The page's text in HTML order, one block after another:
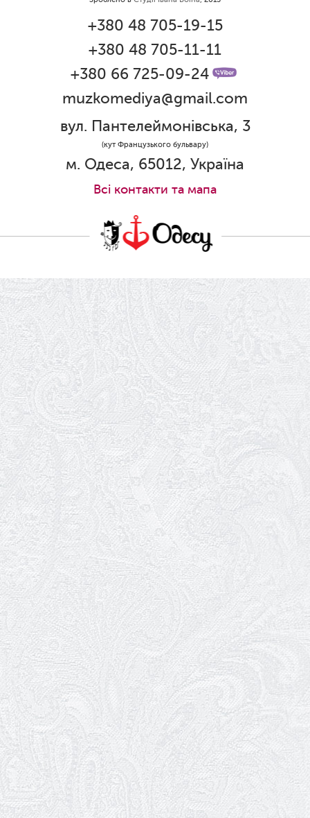
Дякуємо за свято!
Графік роботи каси 1 червня
Ювілей Олени Редько
Ювілей Станіслава Зайцева
18.05.2026
Шукаємо інженерів і техніків
17.05.2026
Ювілей Валентини Бородіної
13.05.2026
Конкурс на заміщення вакантних
посад
12.05.2026
Ювілей Світлани Коцюренко
10.05.2026
Онлайн-трансляція концерту «Хто
кого?»
09.05.2026
Ювілей Олександра Ланге
08.05.2026
Відновлення мюзиклу «Ханум»
06.05.2026
Вітаємо з прем'єрою у виставі «Два
кольори однієї долі» Катерину Мись!
26.04.2026
З першою прем'єрою 2026 року!
25.04.2026
Трудовий ювілей Ауріки Ахметової
24.04.2026
З прем'єрою вистави «Божевільна
+380 48 705-19-15
+380 48 705-11-11
+380 66 725-09-24
muzkomediya@gmail.com
вул. Пантелеймонівська, 3
(кут Французького бульвару)
м. Одеса, 65012, Україна
Всi контакти та мапа